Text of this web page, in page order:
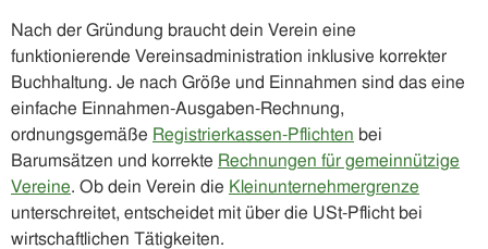
Nach der Gründung braucht dein Verein eine
funktionierende Vereinsadministration inklusive korrekter
Buchhaltung. Je nach Größe und Einnahmen sind das eine
einfache Einnahmen-Ausgaben-Rechnung,
ordnungsgemäße Registrierkassen-Pflichten bei
Barumsätzen und korrekte Rechnungen für gemeinnützige
Vereine. Ob dein Verein die Kleinunternehmergrenze
unterschreitet, entscheidet mit über die USt-Pflicht bei
wirtschaftlichen Tätigkeiten.